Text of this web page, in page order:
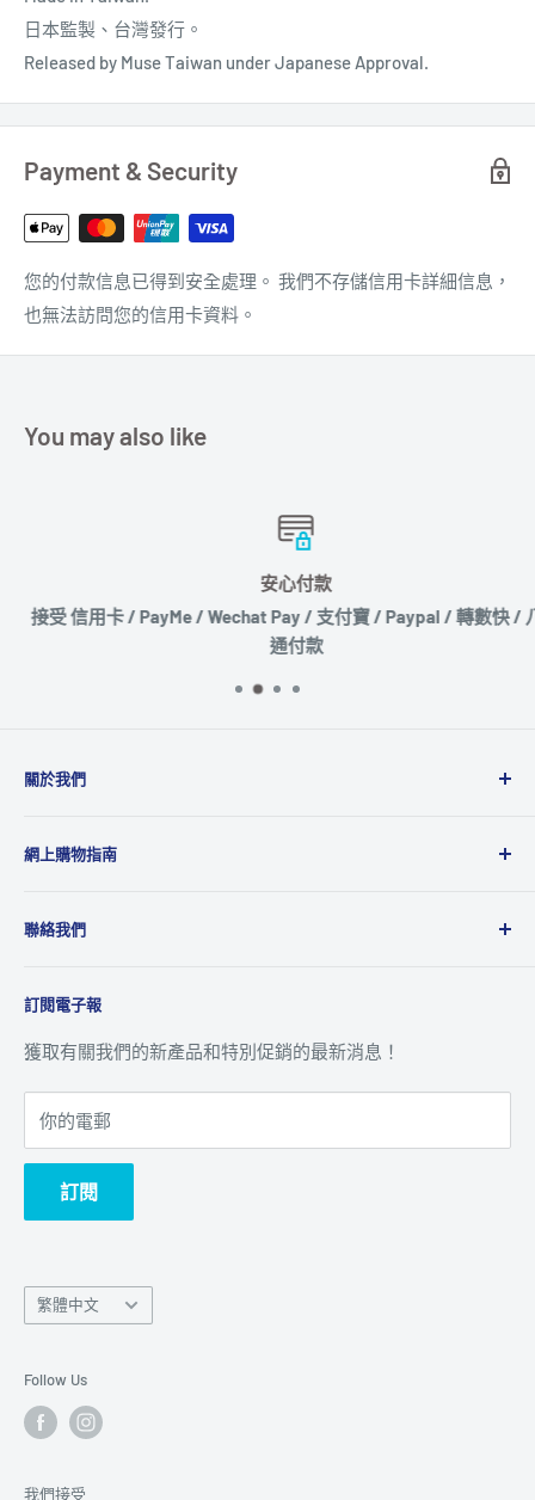
日本監製、台灣發行。
Released by Muse Taiwan under Japanese Approval.
Payment & Security
您的付款信息已得到安全處理。 我們不存儲信用卡詳細信息，
也無法訪問您的信用卡資料。
You may also like
安心付款
接受 信用卡 / PayMe / Wechat Pay / 支付寶 / Paypal / 轉數快 / 八達
通付款
關於我們
商，代理多達20多個國際品牌，產品包括消費性電子產
供全面的銷售、市場推廣及售後服務到香港及澳門地區。
網上購物指南
退貨及退款政策
追蹤訂單
聯絡我們
聯絡我們
客戶服務
訂閱電子報
獲取有關我們的新產品和特別促銷的最新消息！
你的電郵
訂閱
Language
語
繁體中文
Follow Us
我們接受